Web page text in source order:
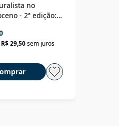
no
- 2ª edição:
R$ 29,50sem juros